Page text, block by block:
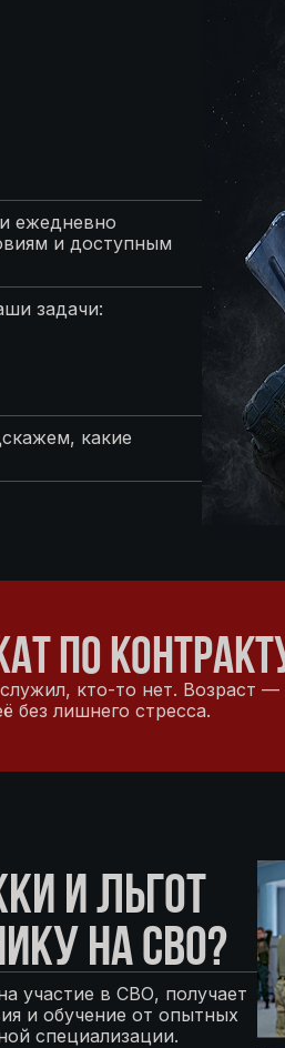
ежедневно
и доступным
задачи:
какие
ПО
кто-то нет. Возраст
без лишнего стресса.
И ЛЬГОТ
НА СВО?
участие в СВО, получает
и обучение от опытных
специализации.